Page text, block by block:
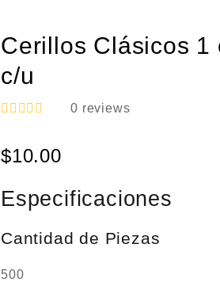
Cerillos Clásicos 1
c/u
l
o
a
d
n
d
0 reviews
$10.00
Especificaciones
Cantidad de Piezas
500